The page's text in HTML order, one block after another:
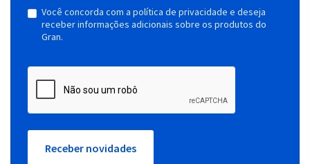
Você concorda com a política de privacidade e deseja
receber informações adicionais sobre os produtos do
Gran.
Receber novidades